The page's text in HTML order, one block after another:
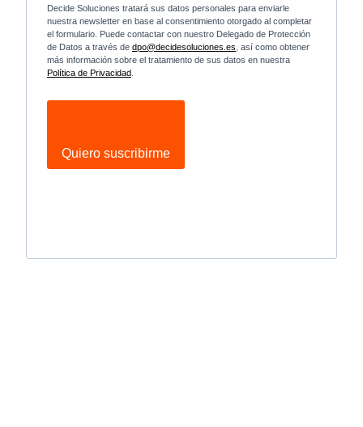
Decide Soluciones tratará sus datos personales para enviarle
nuestra newsletter en base al consentimiento otorgado al completar
el formulario. Puede contactar con nuestro Delegado de Protección
de Datos a través de dpo@decidesoluciones.es , así como obtener
más información sobre el tratamiento de sus datos en nuestra
Política de Privacidad
Quiero suscribirme